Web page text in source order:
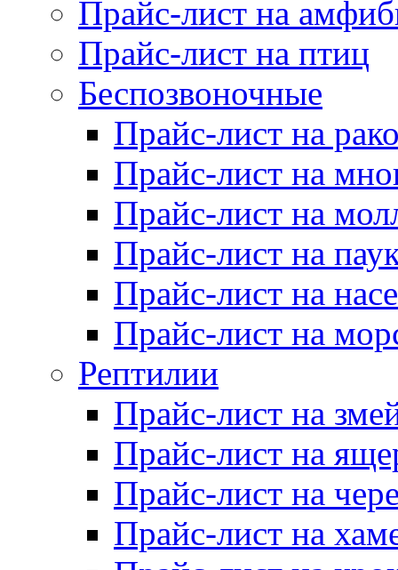
Прайс-лист на
Прайс-лист на птиц
Беспозвоночные
Прайс-лист на
Прайс-лист на
Прайс-лист на
Прайс-лист на
Прайс-лист на
Прайс-лист на
Рептилии
Прайс-лист на
Прайс-лист на
Прайс-лист на
Прайс-лист на